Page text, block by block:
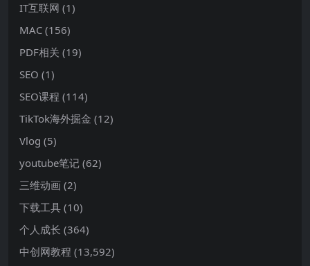
IT互联网 (1)
MAC (156)
PDF相关 (19)
SEO (1)
SEO课程 (114)
TikTok海外掘金 (12)
Vlog (5)
youtube笔记 (62)
三维动画 (2)
下载工具 (10)
个人成长 (364)
中创网教程 (13,592)